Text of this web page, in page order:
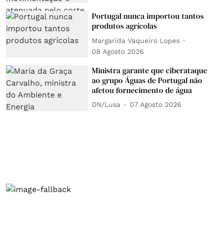
Portugal nunca importou tantos
produtos agrícolas
Margarida Vaqueiro Lopes
08 Agosto 2026
Ministra garante que ciberataque
ao grupo Águas de Portugal não
afetou fornecimento de água
DN/Lusa 07 Agosto 2026